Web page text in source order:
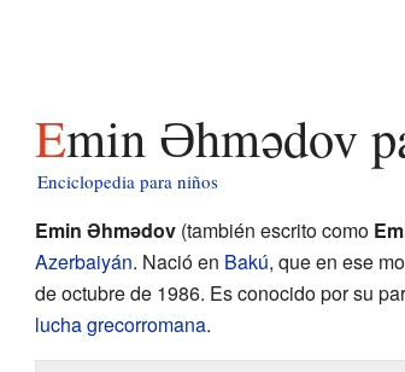
Emin Əhmədov
Enciclopedia para niños
Emin Əhmədov(también escrito como
Azerbaiyán. Nació en Bakú, que en ese
de octubre de 1986. Es conocido por su
lucha grecorromana.